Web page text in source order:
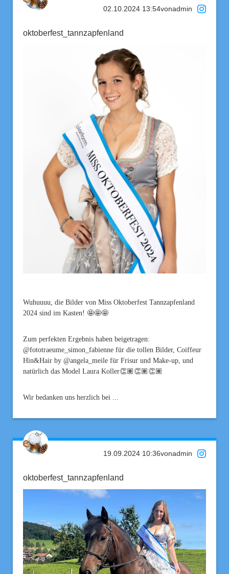
02.10.2024 13:54vonadmin
oktoberfest_tannzapfenland
Wuhuuuu, die Bilder von Miss Oktoberfest Tannzapfenland
2024 sind im Kasten! 🤩🤩🤩
Zum perfekten Ergebnis haben beigetragen:
@fototraeume_simon_fabienne für die tollen Bilder, Coiffeur
Hin&Hair by @angela_meile für Frisur und Make-up, und
natürlich das Model Laura Koller👏🏽👏🏽👏🏽
Wir bedanken uns herzlich bei ...
19.09.2024 10:36vonadmin
oktoberfest_tannzapfenland